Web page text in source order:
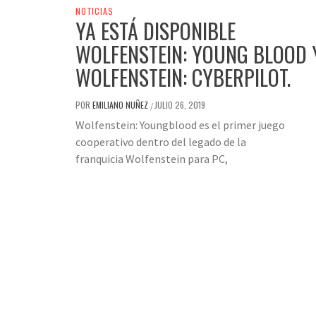
NOTICIAS
YA ESTÁ DISPONIBLE
WOLFENSTEIN: YOUNG BLOOD
WOLFENSTEIN: CYBERPILOT.
POR EMILIANO NUÑEZ / JULIO 26, 2019
Wolfenstein: Youngblood es el primer juego
cooperativo dentro del legado de la
franquicia Wolfenstein para PC,